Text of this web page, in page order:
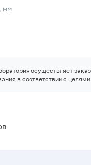
мм
осуществляет
в соответствии с